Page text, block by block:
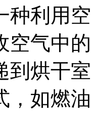
种利用
空气中
到烘干
，如燃